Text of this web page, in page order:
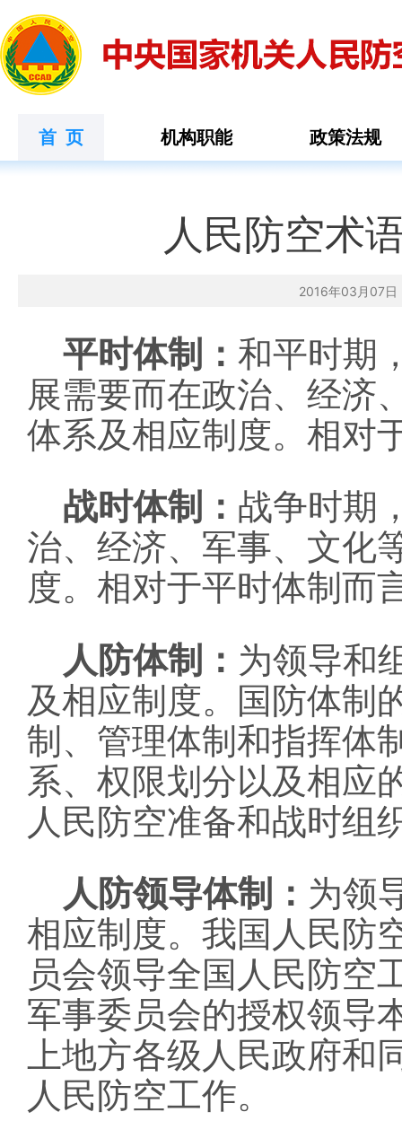
首 页 机构职能 政策法规
人民防空术
2016年03月07
平时体制： 和平时期
展需要而在政治、经济
体系及相应制度。相对
战时体制： 战争时期
治、经济、军事、文化
度。相对于平时体制而
人防体制： 为领导和
及相应制度。国防体制
制、管理体制和指挥体
系、权限划分以及相应
人民防空准备和战时组
人防领导体制： 为领
相应制度。我国人民防
员会领导全国人民防空
军事委员会的授权领导
上地方各级人民政府
人民防空工作。